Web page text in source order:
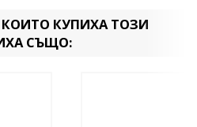
КУПИХА ТОЗИ
СЪЩО: